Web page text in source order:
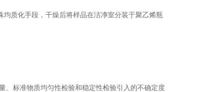
均质化手段，干燥后将样品在洁净室分装于聚乙烯瓶
、标准物质均匀性检验和稳定性检验引入的不确定度